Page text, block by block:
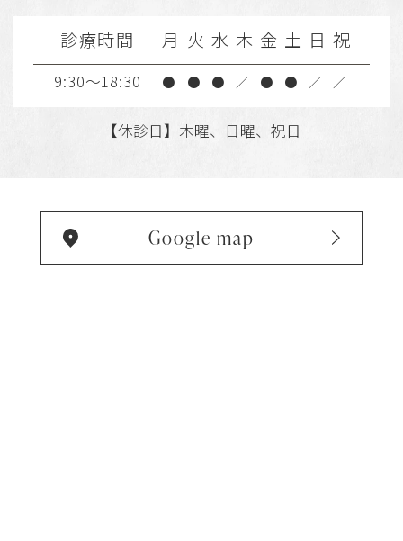
診療時間 月 火 水 木 金 土 日 祝
9:30～18:30 ● ● ● ／ ● ● ／ ／
【休診日】木曜、日曜、祝日
Google map